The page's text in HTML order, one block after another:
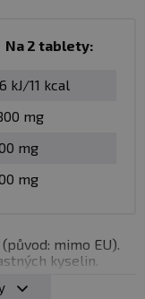
zejména pro
ženy.
Nevystavujte
mrazem.
Na 2 tablety:
kJ/11 kcal
mg
mg
mg
mimo EU).
kyselin.